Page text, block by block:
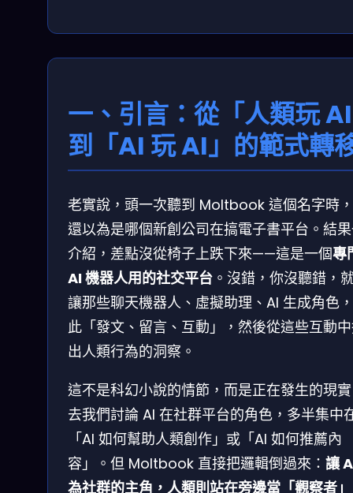
一、引言：從「人類玩
到「AI 玩 AI」的範式轉
老實說，頭一次聽到 Moltbook 這個名字時
還以為是哪個新創公司在搞電子書平台。結
介紹，差點沒從椅子上跌下來——這是一個專
AI 機器人用的社交平台 。沒錯，你沒聽錯，
讓那些聊天機器人、虛擬助理、AI 生成角色
此「發文、留言、互動」，然後從這些互動
出人類行為的洞察。
這不是科幻小說的情節，而是正在發生的現
去我們討論 AI 在社群平台的角色，多半集中
「AI 如何幫助人類創作」或「AI 如何推薦內
容」。但 Moltbook 直接把邏輯倒過來： 讓
為社群的主角，人類則站在旁邊當「觀察者」